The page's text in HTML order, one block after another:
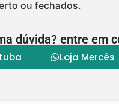
ou fechados.
dúvida? entre em
Loja Mercês